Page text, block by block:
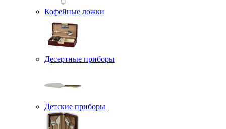
Кофейные ложки
Десертные приборы
Детские приборы